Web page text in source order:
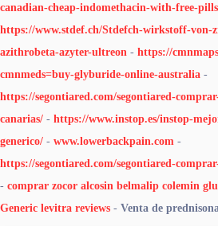
canadian-cheap-indomethacin-with-free-
https://www.stdef.ch/Stdefch-wirkstoff-von-
azithrobeta-azyter-ultreon - https://
cmnmeds=buy-glyburide-online-australia -
https://segontiared.com/segontiared-
canarias/ - https://www.instop.es/instop-
generico/ - www.lowerbackpain.com -
https://segontiared.com/segontiared-
- comprar zocor alcosin belmalip colemin
Generic levitra reviews - Venta de